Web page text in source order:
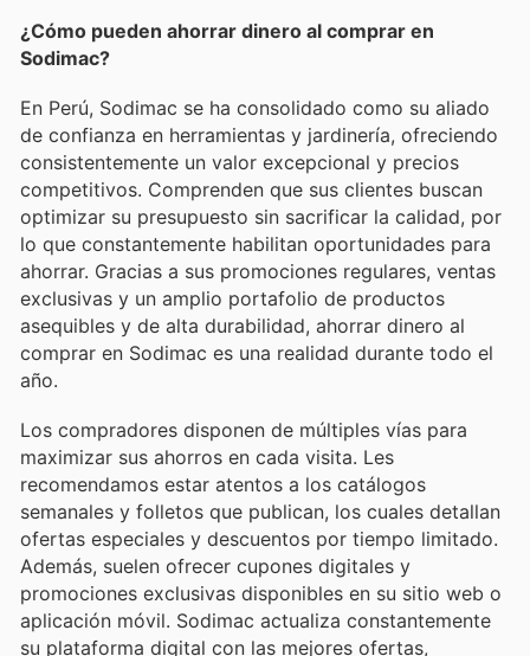
¿Cómo pueden ahorrar dinero al comprar en
Sodimac?
En Perú, Sodimac se ha consolidado como su aliado
de confianza en herramientas y jardinería, ofreciendo
consistentemente un valor excepcional y precios
competitivos. Comprenden que sus clientes buscan
optimizar su presupuesto sin sacrificar la calidad, por
lo que constantemente habilitan oportunidades para
ahorrar. Gracias a sus promociones regulares, ventas
exclusivas y un amplio portafolio de productos
asequibles y de alta durabilidad, ahorrar dinero al
comprar en Sodimac es una realidad durante todo el
año.
Los compradores disponen de múltiples vías para
maximizar sus ahorros en cada visita. Les
recomendamos estar atentos a los catálogos
semanales y folletos que publican, los cuales detallan
ofertas especiales y descuentos por tiempo limitado.
Además, suelen ofrecer cupones digitales y
promociones exclusivas disponibles en su sitio web o
aplicación móvil. Sodimac actualiza constantemente
su plataforma digital con las mejores ofertas,